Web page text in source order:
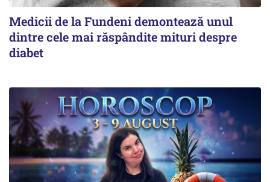
Medicii de la Fundeni demontează unul
dintre cele mai răspândite mituri despre
diabet